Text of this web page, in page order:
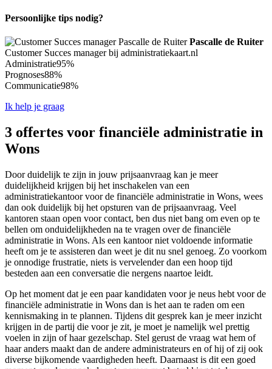
Persoonlijke tips nodig?
Pascalle de Ruiter
Customer Succes manager bij administratiekaart.nl
Administratie95%
Prognoses88%
Communicatie98%
Ik help je graag
3 offertes voor financiële administratie in
Wons
Door duidelijk te zijn in jouw prijsaanvraag kan je meer
duidelijkheid krijgen bij het inschakelen van een
administratiekantoor voor de financiële administratie in Wons, wees
dan ook duidelijk bij het opsturen van de prijsaanvraag. Veel
kantoren staan open voor contact, ben dus niet bang om even op te
bellen om onduidelijkheden na te vragen over de financiële
administratie in Wons. Als een kantoor niet voldoende informatie
heeft om je te assisteren dan weet je dit nu snel genoeg. Zo voorkom
je onnodige frustratie, niets is vervelender dan een hoop tijd
besteden aan een conversatie die nergens naartoe leidt.
Op het moment dat je een paar kandidaten voor je neus hebt voor de
financiële administratie in Wons dan is het aan te raden om een
kennismaking in te plannen. Tijdens dit gesprek kan je meer inzicht
krijgen in de partij die voor je zit, je moet je namelijk wel prettig
voelen in zijn of haar gezelschap. Stel gerust de vraag wat hem of
haar anders maakt dan de andere administrateurs en of hij of zij ook
diverse bijkomende vaardigheden heeft. Daarnaast is dit een goed